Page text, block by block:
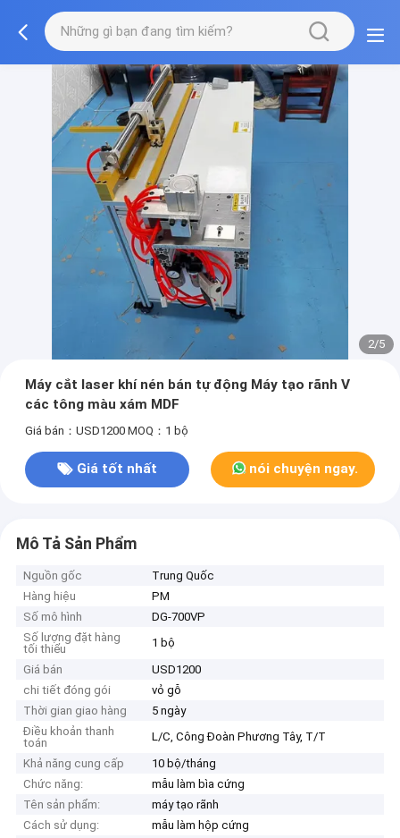
2/5
Máy cắt laser khí nén bán tự động Máy tạo rãnh V
các tông màu xám MDF
Giá bán：USD1200 MOQ：1 bộ
Giá tốt nhất nói chuyện ngay.
Mô Tả Sản Phẩm
Nguồn gốc
Trung Quốc
Hàng hiệu
PM
Số mô hình
DG-700VP
Số lượng đặt hàng
tối thiểu
1 bộ
Giá bán
USD1200
chi tiết đóng gói
vỏ gỗ
Thời gian giao hàng
5 ngày
Điều khoản thanh
toán
L/C, Công Đoàn Phương Tây, T/T
Khả năng cung cấp
10 bộ/tháng
Chức năng:
mẫu làm bìa cứng
Tên sản phẩm:
máy tạo rãnh
Cách sử dụng:
mẫu làm hộp cứng